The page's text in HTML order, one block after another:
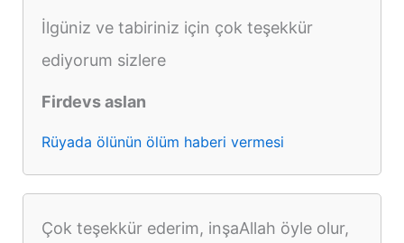
İlgüniz ve tabiriniz için çok teşekkür
ediyorum sizlere
Firdevs aslan
Rüyada ölünün ölüm haberi vermesi
Çok teşekkür ederim, inşaAllah öyle olur,